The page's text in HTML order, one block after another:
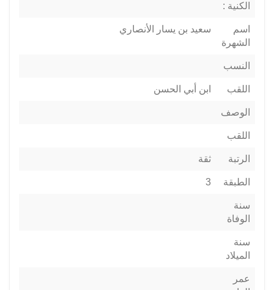
الكنية :
اسم
الشهرة
سعيد بن يسار الأنصاري
النسب
اللقب ابن أبي الحسن
الوصف
اللقب
الرتبة ثقة
الطبقة 3
سنة
الوفاة
سنة
الميلاد
عمر